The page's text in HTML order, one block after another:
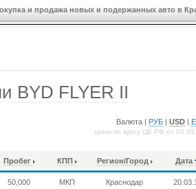
и продажа новых и подержанных авто в
BYD FLYER II
Валюта | РУБ |USD
цены по курсу ЦБ РФ от
Пробег КПП Регион/Город Дата
50,000 МКП Краснодар